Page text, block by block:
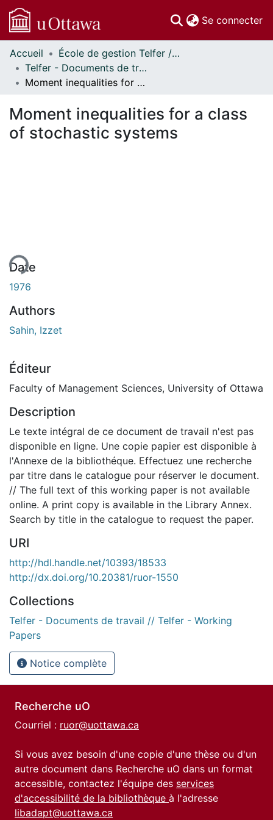
Se connecter
Communautés
et collections
Parcourir
À propos
Accueil
École de gestion Telfer // Telfer School of Management
Telfer - Documents de travail // Telfer - Working Papers
Moment inequalities for a class of stochastic systems
Moment inequalities for a class
of stochastic systems
Date
1976
Authors
Sahin, Izzet
Éditeur
Faculty of Management Sciences, University of Ottawa
Description
Le texte intégral de ce document de travail n'est pas
disponible en ligne. Une copie papier est disponible à
l'Annexe de la bibliothéque. Effectuez une recherche
par titre dans le catalogue pour réserver le document.
// The full text of this working paper is not available
online. A print copy is available in the Library Annex.
Search by title in the catalogue to request the paper.
URI
http://hdl.handle.net/10393/18533
http://dx.doi.org/10.20381/ruor-1550
Collections
Telfer - Documents de travail // Telfer - Working
Papers
Notice complète
Recherche uO
Courriel : ruor@uottawa.ca
Si vous avez besoin d'une copie d'une thèse ou d'un
autre document dans Recherche uO dans un format
accessible, contactez l'équipe des services
d'accessibilité de la bibliothèque à l'adresse
libadapt@uottawa.ca